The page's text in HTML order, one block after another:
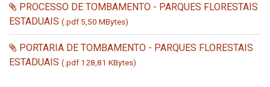
PROCESSO DE TOMBAMENTO - PARQUES FLORESTAIS
ESTADUAIS (.pdf 5,50 MBytes)
PORTARIA DE TOMBAMENTO - PARQUES FLORESTAIS
ESTADUAIS (.pdf 128,81 KBytes)